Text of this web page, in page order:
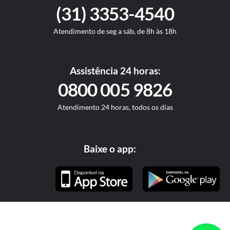
(31) 3353-4540
Atendimento de seg a sáb, de 8h às 18h
Assistência 24 horas:
0800 005 9826
Atendimento 24 horas, todos os dias
Baixe o app: